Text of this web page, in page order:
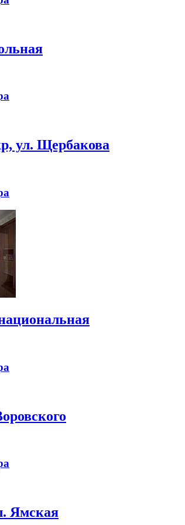
ул. Щербакова
Ямская